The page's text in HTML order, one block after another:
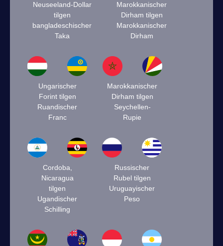
Neuseeland-Dollar
tilgen
bangladeschischer
Taka
Marokkanischer
Dirham tilgen
Marokkanischer
Dirham
Ungarischer
Forint tilgen
Ruandischer
Franc
Marokkanischer
Dirham tilgen
Seychellen-
Rupie
Cordoba,
Nicaragua
tilgen
Ugandischer
Schilling
Russischer
Rubel tilgen
Uruguayischer
Peso